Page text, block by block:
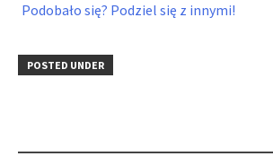
Podobało się? Podziel się z innymi!
POSTED UNDER